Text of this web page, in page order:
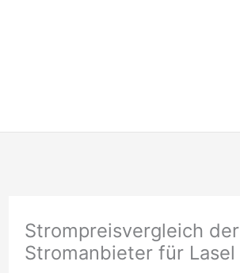
Strompreisvergleich der
Stromanbieter für Lasel